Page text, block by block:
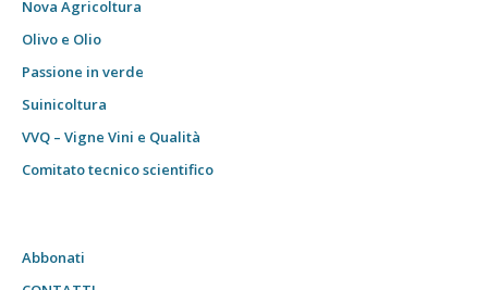
Nova Agricoltura
Olivo e Olio
Passione in verde
Suinicoltura
VVQ – Vigne Vini e Qualità
Comitato tecnico scientifico
Abbonati